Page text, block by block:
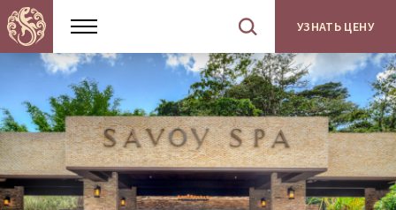
Показать
меню
Открыть
поиск
по
сайту
УЗНАТЬ ЦЕНУ